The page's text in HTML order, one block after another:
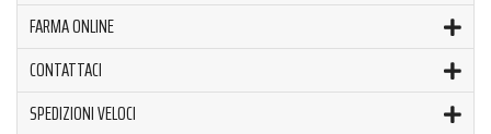
FARMA ONLINE
CONTATTACI
SPEDIZIONI VELOCI